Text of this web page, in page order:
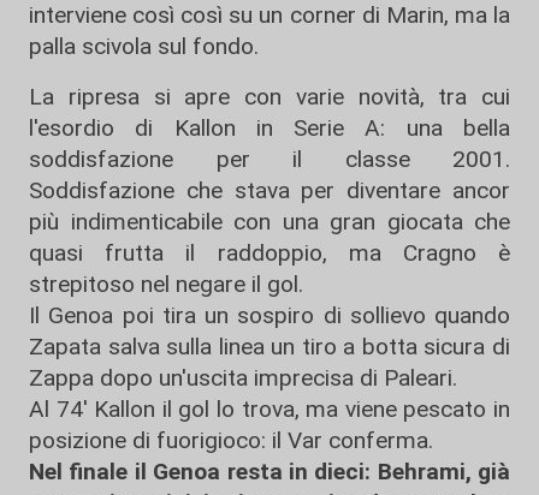
interviene così così su un corner di Marin, ma la
palla scivola sul fondo.
La ripresa si apre con varie novità, tra cui
l'esordio di Kallon in Serie A: una bella
soddisfazione per il classe 2001.
Soddisfazione che stava per diventare ancor
più indimenticabile con una gran giocata che
quasi frutta il raddoppio, ma Cragno è
strepitoso nel negare il gol.
Il Genoa poi tira un sospiro di sollievo quando
Zapata salva sulla linea un tiro a botta sicura di
Zappa dopo un'uscita imprecisa di Paleari.
Al 74' Kallon il gol lo trova, ma viene pescato in
posizione di fuorigioco: il Var conferma.
Nel finale il Genoa resta in dieci: Behrami, già